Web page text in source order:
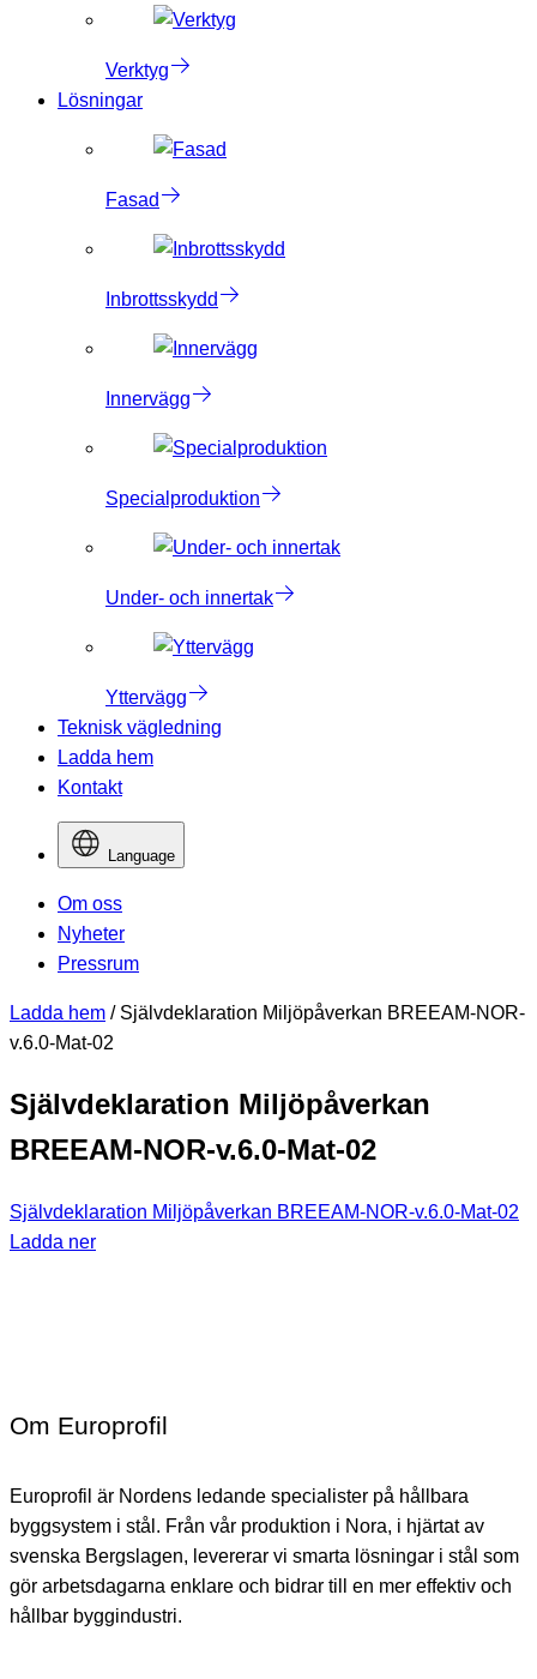
Verktyg
Lösningar
Fasad
Inbrottsskydd
Innervägg
Specialproduktion
Under- och innertak
Yttervägg
Teknisk vägledning
Ladda hem
Kontakt
Language
Om oss
Nyheter
Pressrum
Ladda hem / Självdeklaration Miljöpåverkan BREEAM-NOR-
v.6.0-Mat-02
Självdeklaration Miljöpåverkan
BREEAM-NOR-v.6.0-Mat-02
Självdeklaration Miljöpåverkan BREEAM-NOR-v.6.0-Mat-02
Ladda ner
Om Europrofil
Europrofil är Nordens ledande specialister på hållbara
byggsystem i stål. Från vår produktion i Nora, i hjärtat av
svenska Bergslagen, levererar vi smarta lösningar i stål som
gör arbetsdagarna enklare och bidrar till en mer effektiv och
hållbar byggindustri.